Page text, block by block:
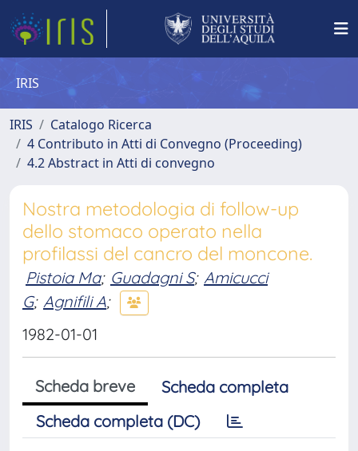
IRIS
IRIS
Catalogo Ricerca
4 Contributo in Atti di Convegno (Proceeding)
4.2 Abstract in Atti di convegno
Nostra metodologia di follow-up
dello stomaco operato nella
profilassi del cancro del moncone.
Pistoia Ma; Guadagni S; Amicucci
G; Agnifili A;
1982-01-01
Scheda breve
Scheda completa
Scheda completa (DC)